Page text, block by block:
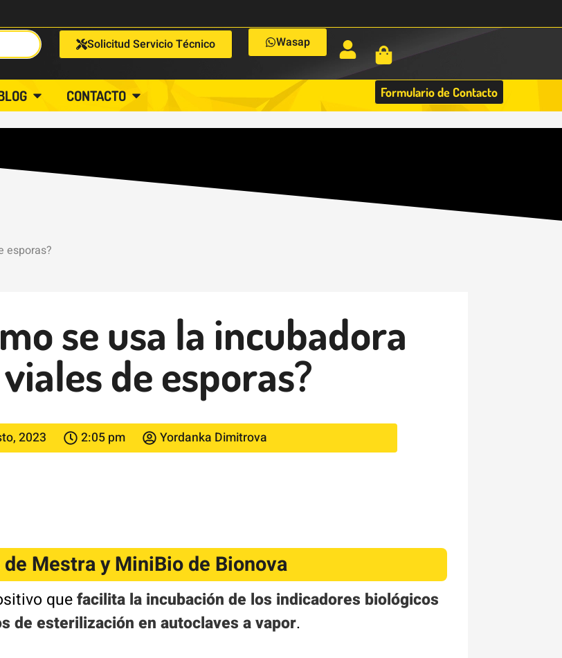
Solicitud Servicio Técnico Wasap
CONTACTO Formulario de Contacto
esporas?
se usa la incubadora
de esporas?
2023 2:05 pm Yordanka Dimitrova
Mestra y MiniBio de Bionova
quefacilita la incubación de los indicadores biológicos
de esterilización en autoclaves a vapor.